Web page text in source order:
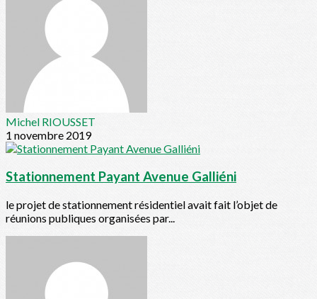
Michel RIOUSSET
1 novembre 2019
Stationnement Payant Avenue Galliéni
le projet de stationnement résidentiel avait fait l’objet de
réunions publiques organisées par...